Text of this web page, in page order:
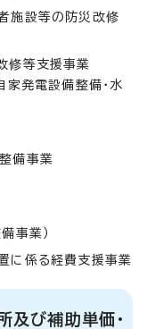
施設等の防災改修
修等支援事業
家発電設備整備・水
備事業
事業）
に係る経費支援事業
及び補助単価・